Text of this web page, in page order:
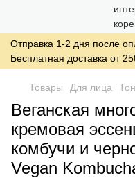
Отправка 1-2 дня после
Бесплатная доставка от
Товары Для лица
Веганская
кремовая
комбучи и
Vegan